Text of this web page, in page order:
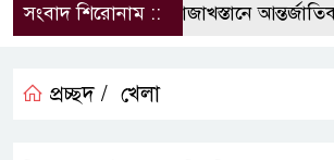
সংবাদ শিরোনাম ::কাজাখস্তানে আন্তর্জাতিক
প্রচ্ছদ / খেলা